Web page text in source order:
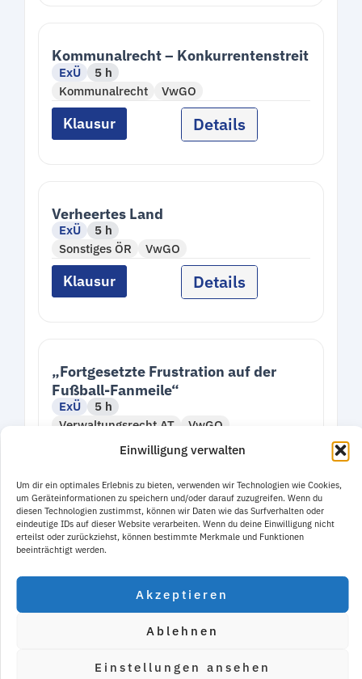
Einwilligung verwalten
Um dir ein optimales Erlebnis zu bieten, verwenden wir Technologien wie Cookies,
um Geräteinformationen zu speichern und/oder darauf zuzugreifen. Wenn du
diesen Technologien zustimmst, können wir Daten wie das Surfverhalten oder
eindeutige IDs auf dieser Website verarbeiten. Wenn du deine Einwilligung nicht
erteilst oder zurückziehst, können bestimmte Merkmale und Funktionen
beeinträchtigt werden.
Akzeptieren
Ablehnen
Einstellungen ansehen
Kommunalrecht – Konkurrentenstreit
ExÜ
5 h
Kommunalrecht
VwGO
Klausur Details
Verheertes Land
ExÜ
5 h
Sonstiges ÖR
VwGO
Klausur Details
„Fortgesetzte Frustration auf der
Fußball-Fanmeile“
ExÜ
5 h
Verwaltungsrecht AT
VwGO
Details
Impressum
Datenschutzerklärung